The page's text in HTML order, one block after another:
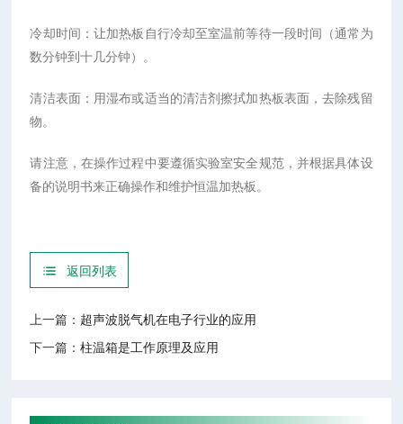
冷却时间：让加热板自行冷却至室温前等待一段时间（通常为
数分钟到十几分钟）。
清洁表面：用湿布或适当的清洁剂擦拭加热板表面，去除残留
物。
请注意，在操作过程中要遵循实验室安全规范，并根据具体设
备的说明书来正确操作和维护恒温加热板。
返回列表
上一篇： 超声波脱气机在电子行业的应用
下一篇：柱温箱是工作原理及应用